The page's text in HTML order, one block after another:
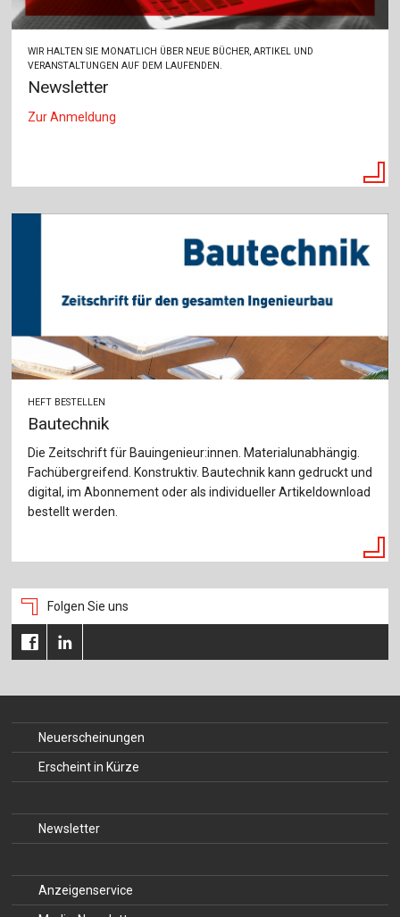
WIR HALTEN SIE MONATLICH ÜBER NEUE BÜCHER, ARTIKEL UND
VERANSTALTUNGEN AUF DEM LAUFENDEN.
Newsletter
Zur Anmeldung
HEFT BESTELLEN
Bautechnik
Die Zeitschrift für Bauingenieur:innen. Materialunabhängig.
Fachübergreifend. Konstruktiv. Bautechnik kann gedruckt und
digital, im Abonnement oder als individueller Artikeldownload
bestellt werden.
Folgen Sie uns
Neuerscheinungen
Erscheint in Kürze
Newsletter
Anzeigenservice